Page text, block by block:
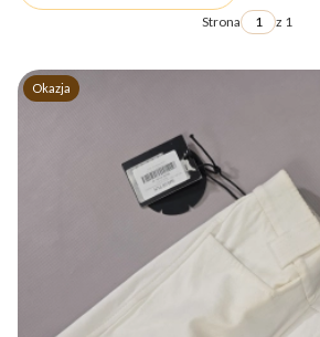
Strona z 1
Okazja